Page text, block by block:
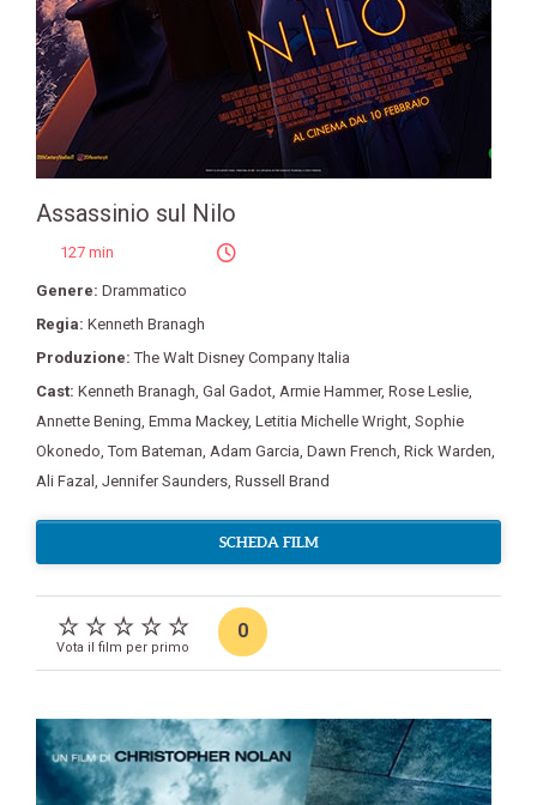
Assassinio sul Nilo
127 min
Genere: Drammatico
Regia: Kenneth Branagh
Produzione:The Walt Disney Company Italia
Cast: Kenneth Branagh, Gal Gadot, Armie Hammer, Rose Leslie,
Annette Bening, Emma Mackey, Letitia Michelle Wright, Sophie
Okonedo,Tom Bateman, Adam Garcia, Dawn French, Rick Warden,
Ali Fazal , Jennifer Saunders, Russell Brand
SCHEDA FILM
Vota il film per primo
0